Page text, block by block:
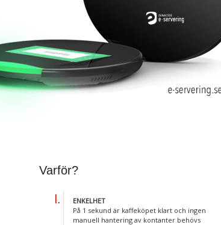
Varför?
ENKELHET
På 1 sekund är kaffeköpet klart och ingen
manuell hantering av kontanter behövs